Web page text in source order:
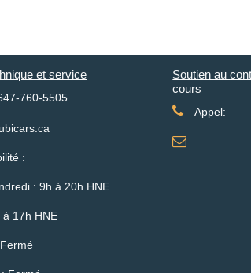
et service
760-5505
:
: 9h à 20h HNE
17h HNE
Soutien au
cours
Appel: